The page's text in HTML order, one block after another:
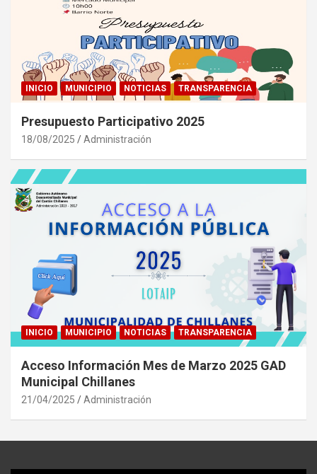
INICIO MUNICIPIO NOTICIAS TRANSPARENCIA
Presupuesto Participativo 2025
18/08/2025 Administración
INICIO MUNICIPIO NOTICIAS TRANSPARENCIA
Acceso Información Mes de Marzo 2025 GAD
Municipal Chillanes
21/04/2025 Administración